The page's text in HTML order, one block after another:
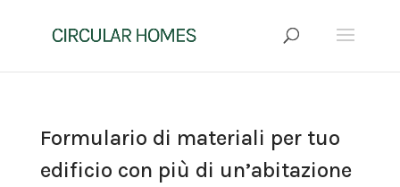
Formulario di materiali per tuo
edificio con più di un’abitazione